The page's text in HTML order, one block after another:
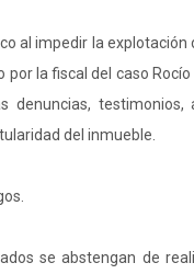
al impedir la explotación
por la fiscal del caso
denuncias, testimonios,
del inmueble.
se abstengan de